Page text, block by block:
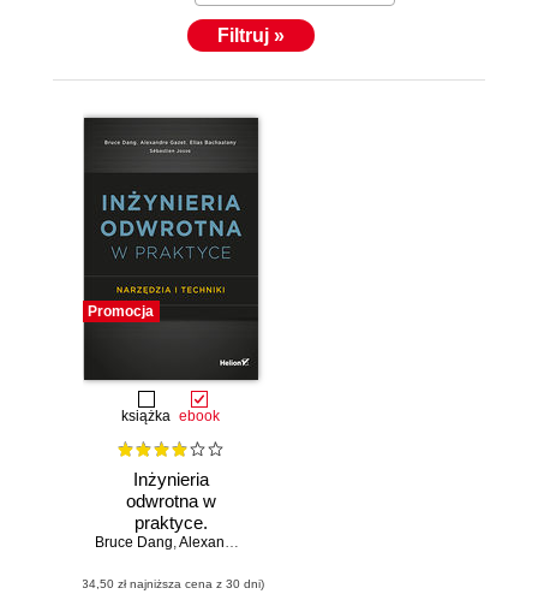
Filtruj »
Promocja
książka ebook
Inżynieria
odwrotna w
praktyce.
Narzędzia i
Bruce Dang,Alexandre Gazet
(34,50 zł najniższa cena z 30 dni)